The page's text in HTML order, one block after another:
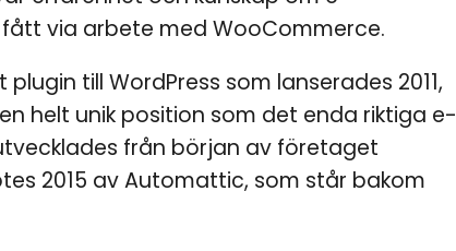
via arbete med WooCommerce.
till WordPress som lanserades 2011,
helt unik position som det enda riktiga e-
från början av företaget
2015 av Automattic, som står bakom